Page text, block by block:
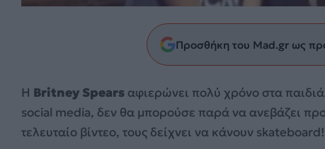
Προσθήκη του Mad.gr ως
Η Britney Spears αφιερώνει πολύ χρόνο στα
social media, δεν θα μπορούσε παρά να ανεβάζει
τελευταίο βίντεο, τους δείχνει να κάνουν skateboard!